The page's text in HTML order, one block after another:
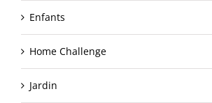
Enfants
Home Challenge
Jardin